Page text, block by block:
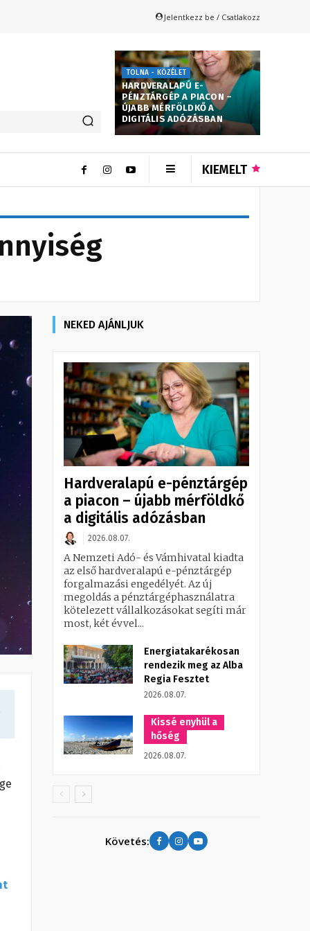
Jelentkezz be / Csatlakozz
TOLNA - KÖZÉLET
HARDVERALAPÚ E-
PÉNZTÁRGÉP A PIACON –
ÚJABB MÉRFÖLDKŐ A
DIGITÁLIS ADÓZÁSBAN
KIEMELT
NEKED AJÁNLJUK
Hardveralapú e-pénztárgép
a piacon – újabb mérföldkő
a digitális adózásban
2026.08.07.
A Nemzeti Adó- és Vámhivatal kiadta
az első hardveralapú e-pénztárgép
forgalmazási engedélyét. Az új
megoldás a pénztárgéphasználatra
kötelezett vállalkozásokat segíti már
most, két évvel...
Energiatakarékosan
rendezik meg az Alba
Regia Fesztet
2026.08.07.
Kissé enyhül a
hőség
2026.08.07.
Követés: